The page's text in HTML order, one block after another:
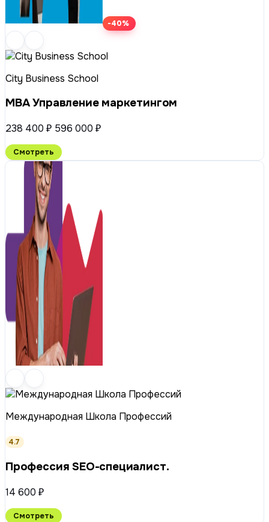
-40%
City Business School
MBA Управление маркетингом
238 400 ₽ 596 000 ₽
Смотреть
Международная Школа Профессий
4.7
Профессия SEO-специалист.
14 600 ₽
Смотреть